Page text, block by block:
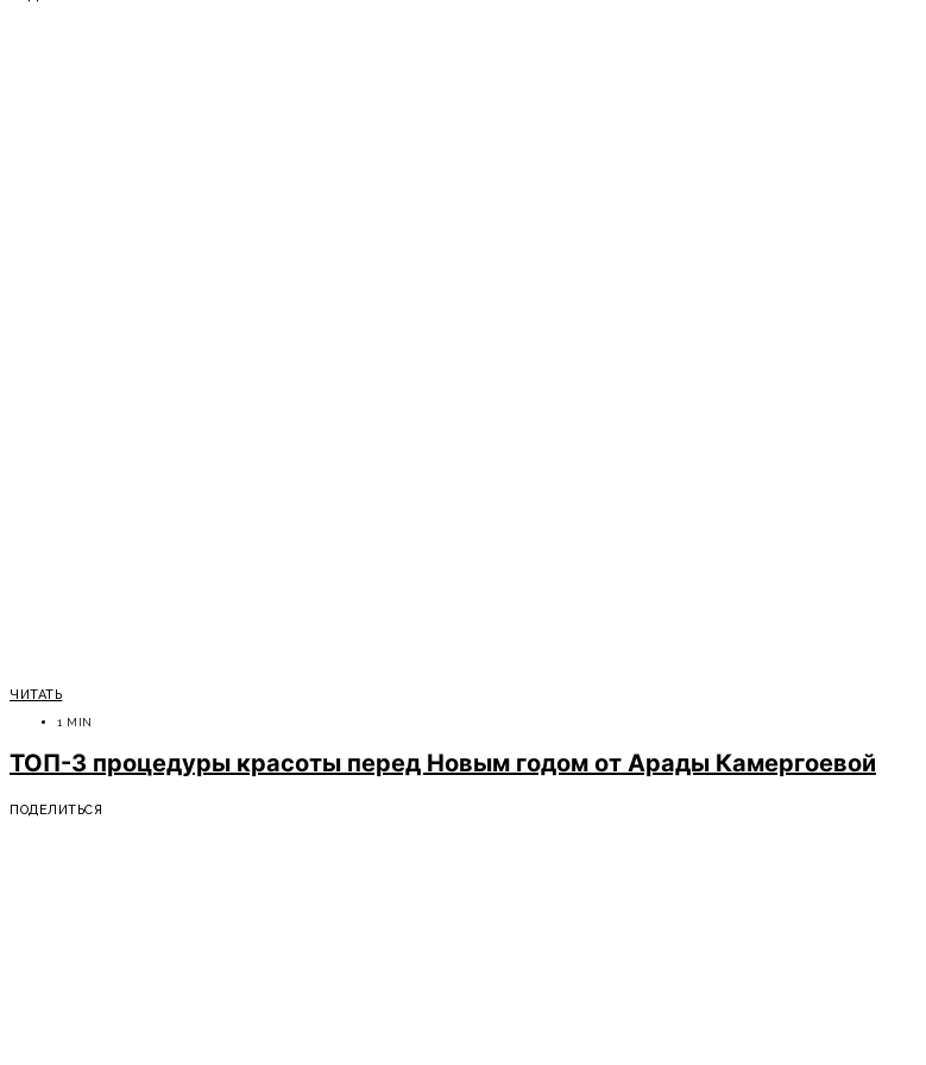
ЧИТАТЬ
1 MIN
ТОП-3 процедуры красоты перед Новым годом от Арады Камергоевой
ПОДЕЛИТЬСЯ